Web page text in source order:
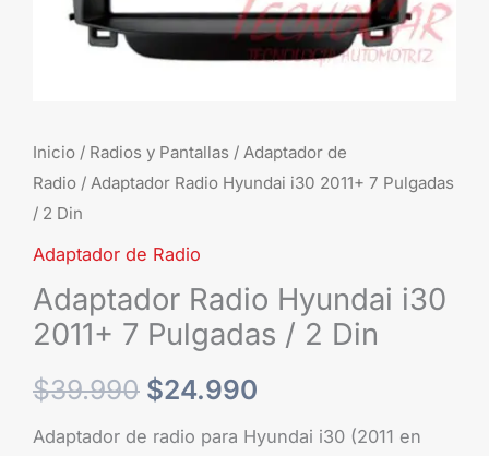
Inicio / Radios y Pantallas / Adaptador de
Radio / Adaptador Radio Hyundai i30 2011+ 7 Pulgadas
/ 2 Din
Adaptador de Radio
Adaptador Radio Hyundai i30
2011+ 7 Pulgadas / 2 Din
$39.990 $24.990
Adaptador de radio para Hyundai i30 (2011 en